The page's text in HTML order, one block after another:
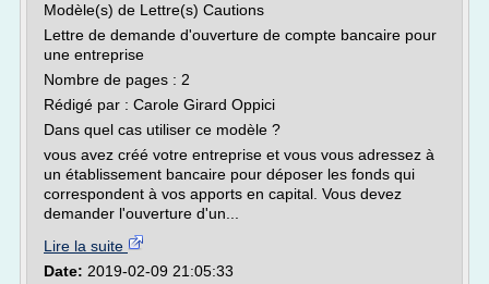
Modèle(s) de Lettre(s) Cautions
Lettre de demande d'ouverture de compte bancaire pour
une entreprise
Nombre de pages : 2
Rédigé par : Carole Girard Oppici
Dans quel cas utiliser ce modèle ?
vous avez créé votre entreprise et vous vous adressez à
un établissement bancaire pour déposer les fonds qui
correspondent à vos apports en capital. Vous devez
demander l'ouverture d'un...
Lire la suite
Date: 2019-02-09 21:05:33